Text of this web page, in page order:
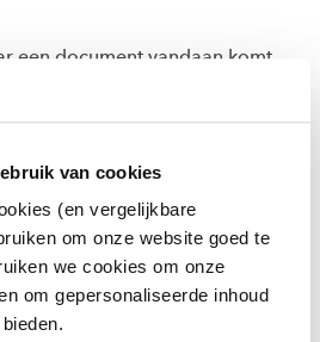
van cookies
(en vergelijkbare
om onze website goed te
we cookies om onze
om gepersonaliseerde inhoud
een document vandaan komt
we dit veilige gevoel ook
ondertekenen van digitale
Zoals het nu geregeld is,
is het ingewikkeld voor
van onveiligheid op”, zo
– Thiescheffer van het
van de HAN. Als een